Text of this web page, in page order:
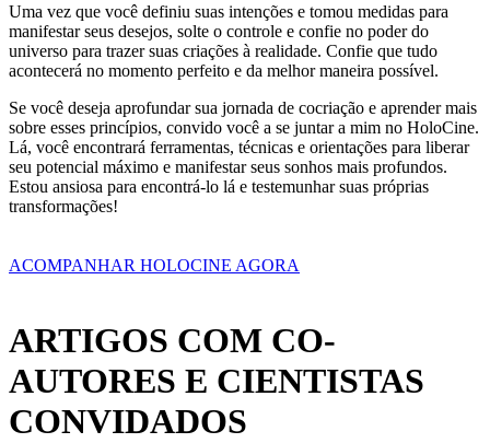
Uma vez que você definiu suas intenções e tomou medidas para
manifestar seus desejos, solte o controle e confie no poder do
universo para trazer suas criações à realidade. Confie que tudo
acontecerá no momento perfeito e da melhor maneira possível.
Se você deseja aprofundar sua jornada de cocriação e aprender mais
sobre esses princípios, convido você a se juntar a mim no HoloCine.
Lá, você encontrará ferramentas, técnicas e orientações para liberar
seu potencial máximo e manifestar seus sonhos mais profundos.
Estou ansiosa para encontrá-lo lá e testemunhar suas próprias
transformações!
ACOMPANHAR HOLOCINE AGORA
ARTIGOS COM CO-
AUTORES E CIENTISTAS
CONVIDADOS